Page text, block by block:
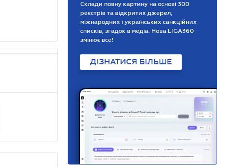
Склади повну картину на основі 300
реєстрів та відкритих джерел,
міжнародних і українських санкційних
списків, згадок в медіа. Нова LIGA360
змінює все!
ДІЗНАТИСЯ БІЛЬШЕ